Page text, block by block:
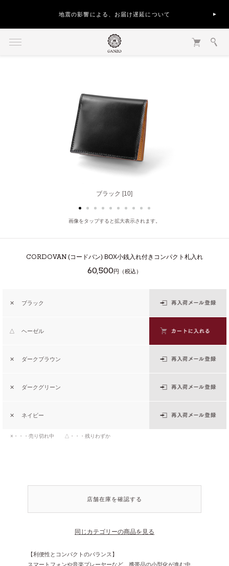
地震の影響による、お届け遅延について
ブラック [10]
ヘーゼル [50]
画像をタップすると拡大表示されます。
CORDOVAN (コードバン) BOX小銭入れ付きコンパクト札入れ
60,500円（税込）
✕ ブラック
△ ヘーゼル
✕ ダークブラウン
✕ ダークグリーン
✕ ネイビー
×・・・売り切れ中 △・・・残りわずか
店舗在庫を確認する
同じカテゴリーの商品を見る
【利便性とコンパクトのバランス】
スマートフォンや音楽プレーヤーなど、携帯品の小型化が進む中、